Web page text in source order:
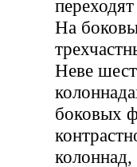
На
Неве
боковых